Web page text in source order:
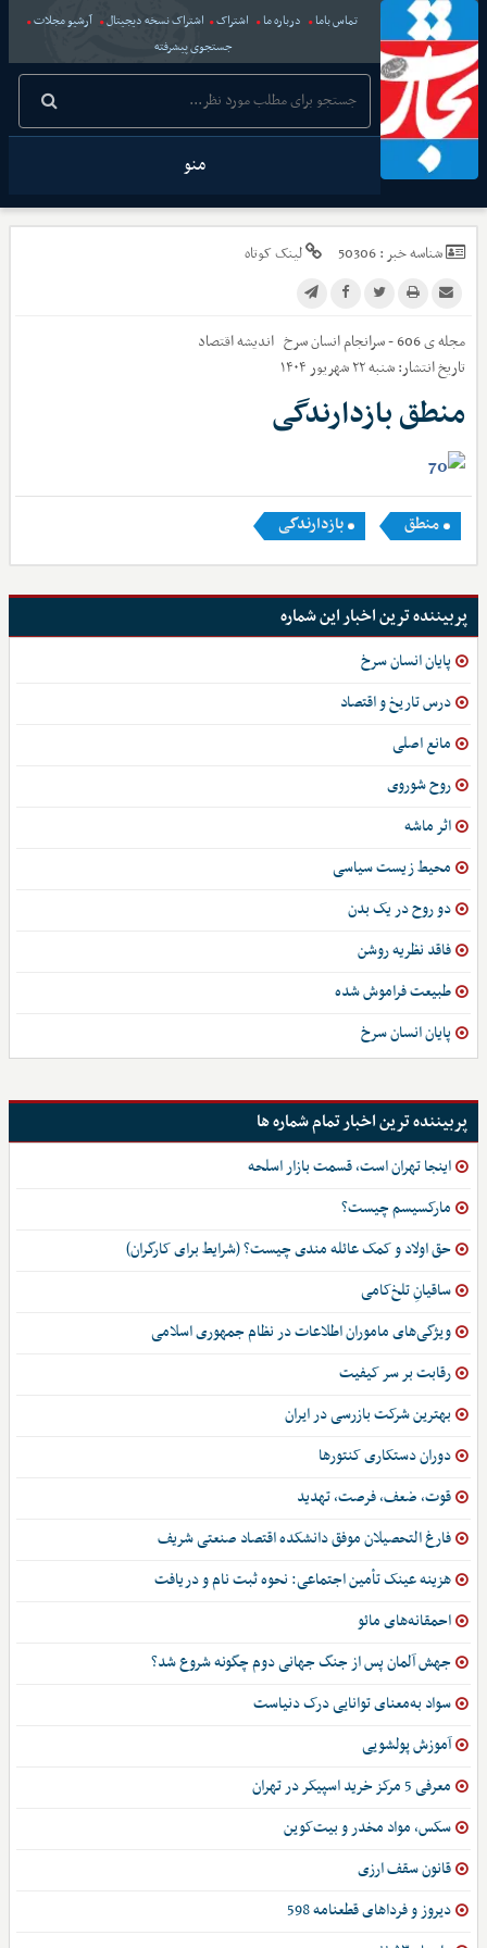
تماس باما درباره ما اشتراک اشتراک نسخه دیجیتال
آرشیو مجلات
جستجوی پیشرفته
منو
شناسه خبر :50306 لینک کوتاه
مجله ی 606 - سرانجام انسان سرخ
اندیشه اقتصاد
تاریخ انتشار:شنبه ۲۲ شهریور ۱۴۰۴
منطق بازدارندگی
منطق بازدارندگی
پربیننده ترین اخبار این شماره
پایان انسان سرخ
درس تاریخ و اقتصاد
مانع اصلی
روح شوروی
اثر ماشه
محیط زیست سیاسی
دو روح در یک بدن
فاقد نظریه روشن
طبیعت فراموش شده
پایان انسان سرخ
پربیننده ترین اخبار تمام شماره ها
اینجا تهران است، قسمت بازار اسلحه
مارکسیسم چیست؟
حق اولاد و کمک عائله مندی چیست؟ (شرایط برای کارگران)
ساقیانِ تلخ‌کامی
ویژگی‌های ماموران اطلاعات در نظام جمهوری اسلامی
رقابت بر سر کیفیت
بهترین شرکت بازرسی در ایران
دوران دستکاری کنتورها
قوت، ضعف، فرصت، تهدید
فارغ التحصیلان موفق دانشکده اقتصاد صنعتی شریف
هزینه عینک تأمین اجتماعی: نحوه ثبت نام و دریافت
احمقانه‌های مائو
جهش آلمان پس از جنگ جهانی دوم چگونه شروع شد؟
سواد به‌معنای توانایی درک دنیاست
آموزش پولشویی
معرفی 5 مرکز خرید اسپیکر در تهران
سکس، مواد مخدر و بیت‌کوین
قانون سقف ارزی
دیروز و فرداهای قطعنامه 598